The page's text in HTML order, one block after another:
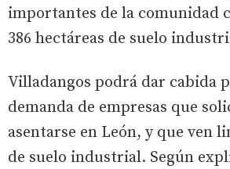
importantes de la comunidad
386 hectáreas de suelo
Villadangos podrá dar cabida
demanda de empresas que
asentarse en León, y que ven
de suelo industrial. Según